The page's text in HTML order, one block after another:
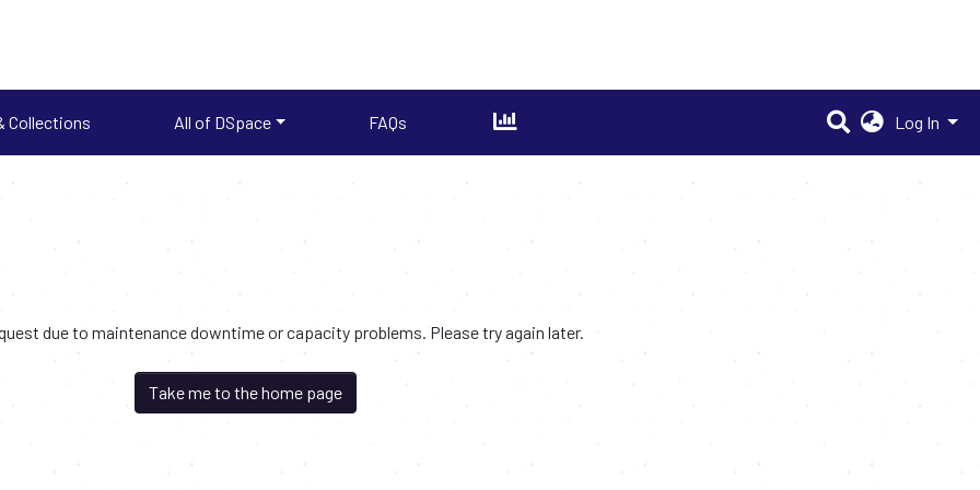
Collections All of DSpace FAQs Log In
due to maintenance downtime or capacity problems. Please try again later.
Take me to the home page